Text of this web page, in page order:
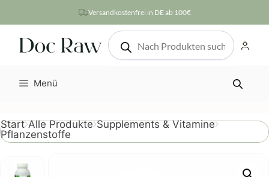
Inhalt
springen
Versandkostenfrei in DE ab 100€
Products
search
Menü
Start Alle Produkte Supplements & Vitamine
Pflanzenstoffe